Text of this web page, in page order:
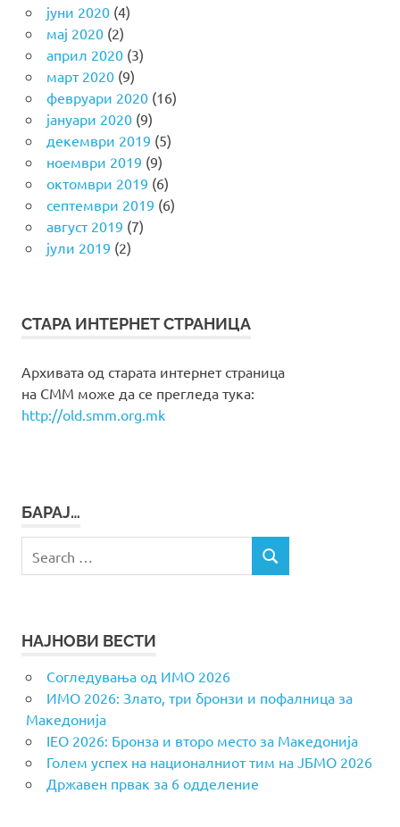
јуни 2020(4)
мај 2020(2)
април 2020(3)
март 2020(9)
февруари 2020(16)
јануари 2020(9)
декември 2019 (5)
ноември 2019 (9)
октомври 2019 (6)
септември 2019 (6)
август 2019 (7)
јули 2019 (2)
СТАРА ИНТЕРНЕТ СТРАНИЦА
Архивата од старата интернет страница
на СММ може да се прегледа тука:
http://old.smm.org.mk
БАРАЈ…
for:
SEARCH
НАЈНОВИ ВЕСТИ
Согледувања од ИМО 2026
ИМО 2026: Злато, три бронзи и пофалница за
Македонија
IEO 2026: Бронза и второ место за Македонија
Голем успех на националниот тим на ЈБМО 2026
Државен првак за 6 одделение